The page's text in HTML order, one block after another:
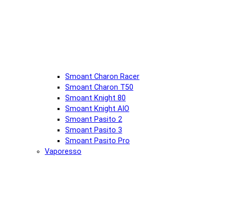
Smoant Charon Racer
Smoant Charon T50
Smoant Knight 80
Smoant Knight AIO
Smoant Pasito 2
Smoant Pasito 3
Smoant Pasito Pro
Vaporesso